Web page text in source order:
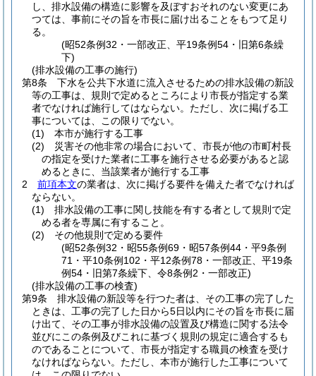
し、排水設備の構造に影響を及ぼすおそれのない変更にあ
つては、事前にその旨を市長に届け出ることをもつて足り
る。
(昭52条例32・一部改正、平19条例54・旧第6条繰
下)
(排水設備の工事の施行)
第8条
下水を公共下水道に流入させるための排水設備の新設
等の工事は、規則で定めるところにより市長が指定する業
者でなければ施行してはならない。 ただし、次に掲げる工
事については、この限りでない。
(1)
本市が施行する工事
(2)
災害その他非常の場合において、市長が他の市町村長
の指定を受けた業者に工事を施行させる必要があると認
めるときに、当該業者が施行する工事
2
前項本文の業者は、次に掲げる要件を備えた者でなければ
ならない。
(1)
排水設備の工事に関し技能を有する者として規則で定
める者を専属に有すること。
(2)
その他規則で定める要件
(昭52条例32・昭55条例69・昭57条例44・平9条例
71・平10条例102・平12条例78・一部改正、平19条
例54・旧第7条繰下、令8条例2・一部改正)
(排水設備の工事の検査)
第9条
排水設備の新設等を行つた者は、その工事の完了した
ときは、工事の完了した日から5日以内にその旨を市長に届
け出て、その工事が排水設備の設置及び構造に関する法令
並びにこの条例及びこれに基づく規則の規定に適合するも
のであることについて、市長が指定する職員の検査を受け
なければならない。 ただし、本市が施行した工事について